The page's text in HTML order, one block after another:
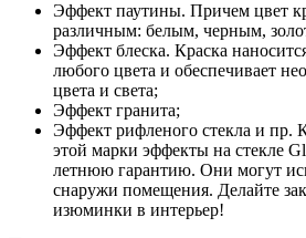
Эффект паутины. Причем цвет
различным: белым, черным,
Эффект блеска. Краска
любого цвета и обеспечивает
цвета и света;
Эффект гранита;
Эффект рифленого стекла и пр.
этой марки эффекты на стекле
летнюю гарантию. Они могут
снаружи помещения. Делайте
изюминки в интерьер!